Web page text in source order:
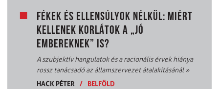
FÉKEK ÉS ELLENSÚLYOK NÉLKÜL: MIÉRT
KELLENEK KORLÁTOK A „JÓ
EMBEREKNEK” IS?
A szubjektív hangulatok és a racionális érvek hiánya
rossz tanácsadó az államszervezet átalakításánál»
HACK PÉTER
/ BELFÖLD